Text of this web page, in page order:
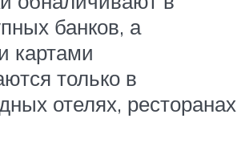
банков, а
картами
только в
отелях, ресторанах